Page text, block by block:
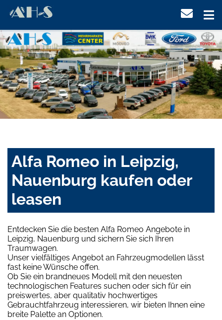
Alfa Romeo in Leipzig,
Nauenburg kaufen oder
leasen
Entdecken Sie die besten Alfa Romeo Angebote in
Leipzig, Nauenburg und sichern Sie sich Ihren
Traumwagen.
Unser vielfältiges Angebot an Fahrzeugmodellen lässt
fast keine Wünsche offen.
Ob Sie ein brandneues Modell mit den neuesten
technologischen Features suchen oder sich für ein
preiswertes, aber qualitativ hochwertiges
Gebrauchtfahrzeug interessieren, wir bieten Ihnen eine
breite Palette an Optionen.